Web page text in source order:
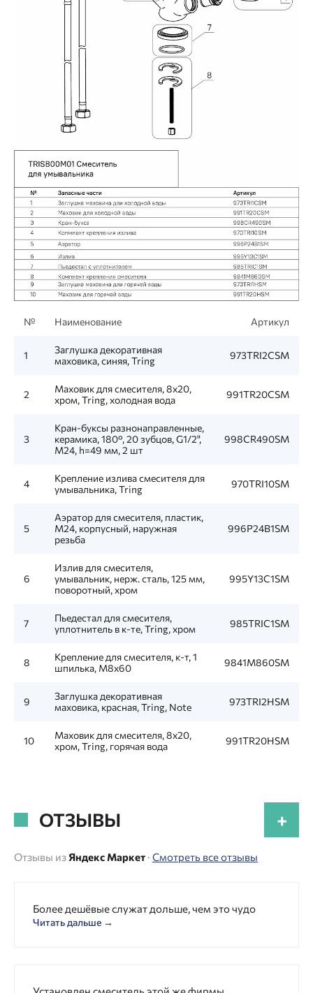
№ Наименование Артикул
1
Заглушка декоративная
маховика, синяя, Tring
973TRI2CSM
2
Маховик для смесителя, 8x20,
хром, Tring, холодная вода
991TR20CSM
3
Кран-буксы разнонаправленные,
керамика, 180°, 20 зубцов, G1/2",
M24, h=49 мм, 2 шт
998CR490SM
4
Крепление излива смесителя для
умывальника, Tring
970TRI10SM
5
Аэратор для смесителя, пластик,
M24, корпусный, наружная
резьба
996P24B1SM
6
Излив для смесителя,
умывальник, нерж. сталь, 125 мм,
поворотный, хром
995Y13C1SM
7
Пьедестал для смесителя,
уплотнитель в к-те, Tring, хром
985TRIC1SM
8
Крепление для смесителя, к-т, 1
шпилька, M8x60
9841M860SM
9
Заглушка декоративная
маховика, красная, Tring, Note
973TRI2HSM
10
Маховик для смесителя, 8x20,
хром, Tring, горячая вода
991TR20HSM
ОТЗЫВЫ +
Отзывы из Яндекс Маркет · Смотреть все отзывы
Более дешёвые служат дольше, чем это чудо
Читать дальше →